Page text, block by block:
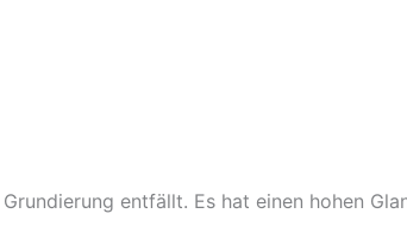
entfällt. Es hat einen hohen